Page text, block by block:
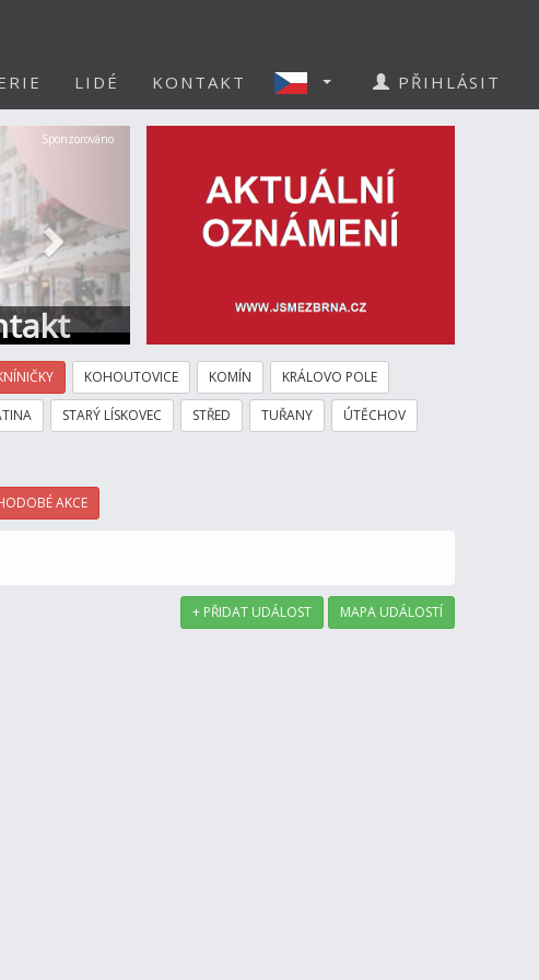
LIDÉ KONTAKT PŘIHLÁSIT
Další
Sponzorováno
KOHOUTOVICE KOMÍN KRÁLOVO POLE
STARÝ LÍSKOVEC STŘED TUŘANY ÚTĚCHOV
AKCE
+ PŘIDAT UDÁLOST MAPA UDÁLOSTÍ